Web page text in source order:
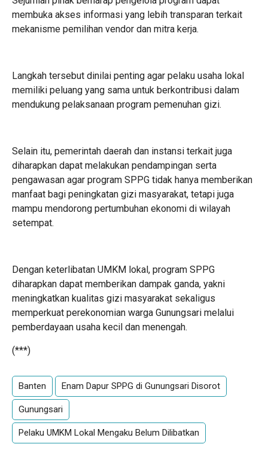
membuka akses informasi yang lebih transparan terkait
mekanisme pemilihan vendor dan mitra kerja.
Langkah tersebut dinilai penting agar pelaku usaha lokal
memiliki peluang yang sama untuk berkontribusi dalam
mendukung pelaksanaan program pemenuhan gizi.
Selain itu, pemerintah daerah dan instansi terkait juga
diharapkan dapat melakukan pendampingan serta
pengawasan agar program SPPG tidak hanya memberikan
manfaat bagi peningkatan gizi masyarakat, tetapi juga
mampu mendorong pertumbuhan ekonomi di wilayah
setempat.
Dengan keterlibatan UMKM lokal, program SPPG
diharapkan dapat memberikan dampak ganda, yakni
meningkatkan kualitas gizi masyarakat sekaligus
memperkuat perekonomian warga Gunungsari melalui
pemberdayaan usaha kecil dan menengah.
(***)
Banten Enam Dapur SPPG di Gunungsari Disorot
Gunungsari
Pelaku UMKM Lokal Mengaku Belum Dilibatkan